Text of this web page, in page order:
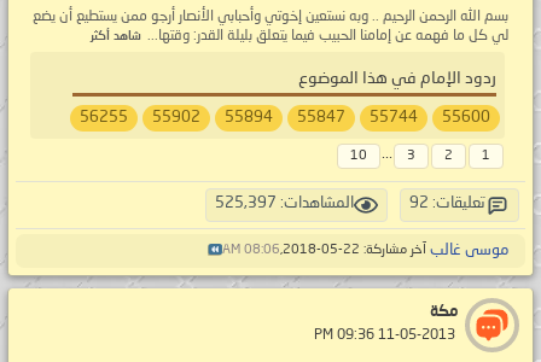
بسم الله الرحمن الرحيم .. وبه نستعين إخوتي وأحبابي الأنصار أرجو ممن يستطيع أن يضع
لي كل ما فهمه عن إمامنا الحبيب فيما يتعلق بليلة القدر: وقتها... شاهد أكثر
ردود الإمام في هذا الموضوع
55600
55744
55847
55894
55902
56255
1
2
3
...
10
تعليقات: 92 المشاهدات: 525,397
موسى غالب آخر مشاركة: 22-05-2018, 08:06 AM
مكة